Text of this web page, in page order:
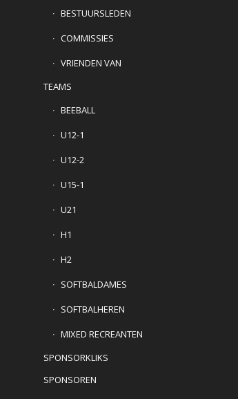
BESTUURSLEDEN
COMMISSIES
VRIENDEN VAN
TEAMS
BEEBALL
U12-1
U12-2
U15-1
U21
H1
H2
SOFTBALDAMES
SOFTBALHEREN
MIXED RECREANTEN
SPONSORKLIKS
SPONSOREN